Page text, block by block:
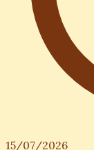
15/07/2026